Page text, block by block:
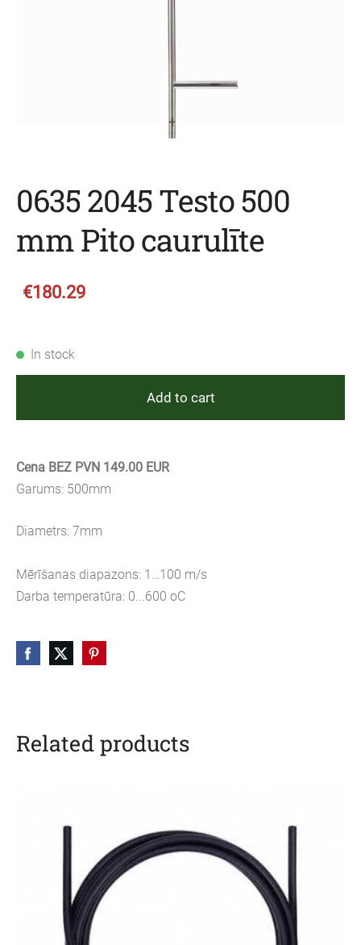
0635 2045 Testo 500
mm Pito caurulīte
€180.29
In stock
Add to cart
Cena BEZ PVN 149.00 EUR
Garums: 500mm
Diametrs: 7mm
Mērīšanas diapazons: 1…100 m/s
Darba temperatūra: 0...600 oC
Related products